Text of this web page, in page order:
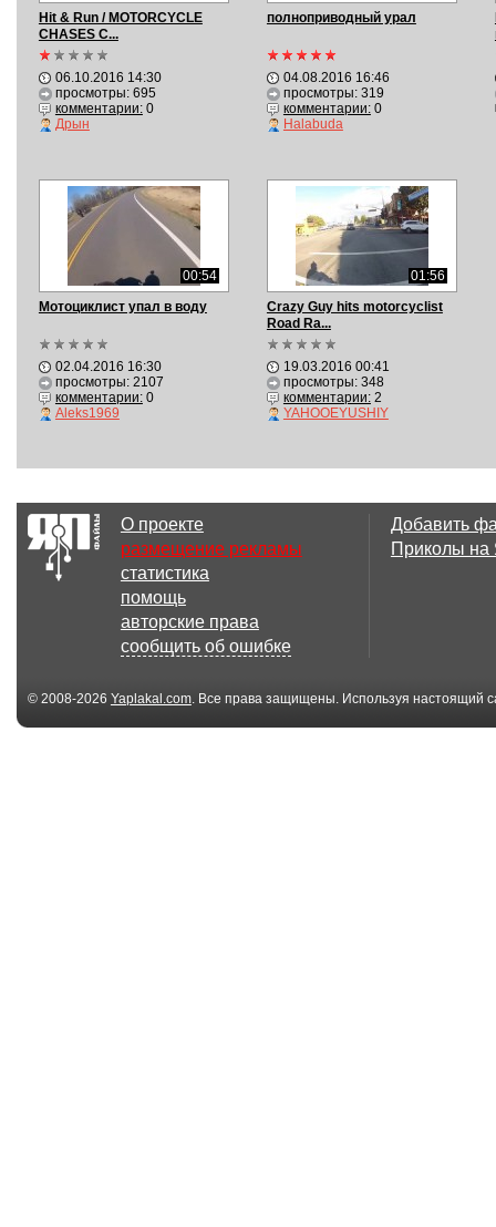
Hit & Run / MOTORCYCLE
CHASES C...
06.10.2016 14:30
просмотры: 695
комментарии:0
Дрын
полноприводный урал
04.08.2016 16:46
просмотры: 319
комментарии:0
Halabuda
00:54
Мотоциклист упал в воду
02.04.2016 16:30
просмотры: 2107
комментарии:0
Aleks1969
01:56
Crazy Guy hits motorcyclist
Road Ra...
19.03.2016 00:41
просмотры: 348
комментарии:2
YAHOOEYUSHIY
О проекте
размещение рекламы
статистика
помощь
авторские права
сообщить об ошибке
Добавить
Приколы
© 2008-2026 Yaplakal.com. Все права защищены. Используя настоящий